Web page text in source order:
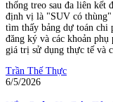
thống treo sau đa liên kết
định vị là "SUV có
tìm thấy bảng dự toán chi
đăng ký và các khoản
giá trị sử dụng thực tế và
Trần Thế Thực
6/5/2026